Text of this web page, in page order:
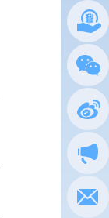
总局
政务
执法
电子